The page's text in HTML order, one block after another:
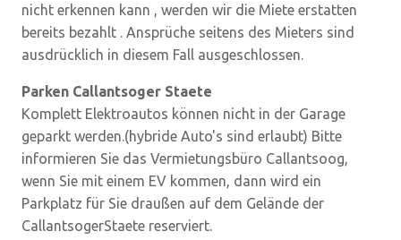
nicht erkennen kann , werden wir die Miete erstatten
bereits bezahlt . Ansprüche seitens des Mieters sind
ausdrücklich in diesem Fall ausgeschlossen.
Parken Callantsoger Staete
Komplett Elektroautos können nicht in der Garage
geparkt werden.(hybride Auto's sind erlaubt) Bitte
informieren Sie das Vermietungsbüro Callantsoog,
wenn Sie mit einem EV kommen, dann wird ein
Parkplatz für Sie draußen auf dem Gelände der
CallantsogerStaete reserviert.